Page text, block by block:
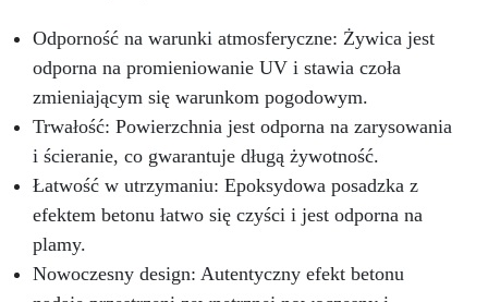
Odporność na warunki atmosferyczne: Żywica jest
odporna na promieniowanie UV i stawia czoła
zmieniającym się warunkom pogodowym.
Trwałość: Powierzchnia jest odporna na zarysowania
i ścieranie, co gwarantuje długą żywotność.
Łatwość w utrzymaniu: Epoksydowa posadzka z
efektem betonu łatwo się czyści i jest odporna na
plamy.
Nowoczesny design: Autentyczny efekt betonu